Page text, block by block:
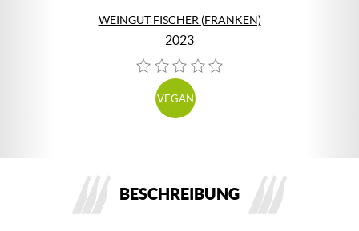
WEINGUT FISCHER (FRANKEN)
2023
VEGAN
BESCHREIBUNG